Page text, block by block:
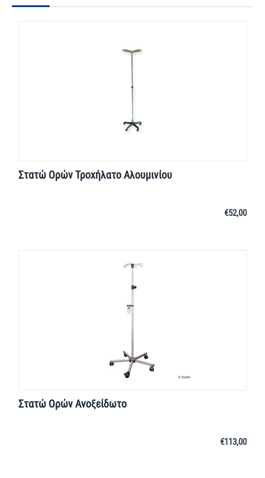
Στατώ Ορών Τροχήλατο Αλουμινίου
€52,00
Στατώ Ορών Ανοξείδωτο
€113,00